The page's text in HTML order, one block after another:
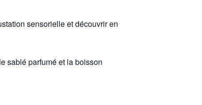
sensorielle et découvrir en
sablé parfumé et la boisson